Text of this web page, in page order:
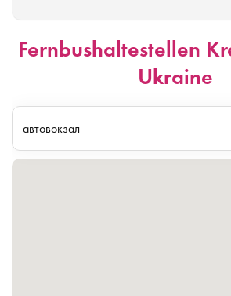
Fernbushaltestellen
Ukraine
автовокзал